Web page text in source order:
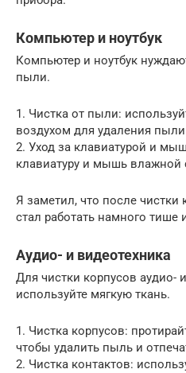
Компьютер и ноутбук
Компьютер и ноутбук
пыли.
1. Чистка от пыли:
воздухом для удаления
2. Уход за клавиатурой и
клавиатуру и мышь влажной
Я заметил, что после
стал работать намного тише
Аудио- и видеотехника
Для чистки корпусов аудио-
используйте мягкую ткань.
1. Чистка корпусов:
чтобы удалить пыль и
2. Чистка контактов: